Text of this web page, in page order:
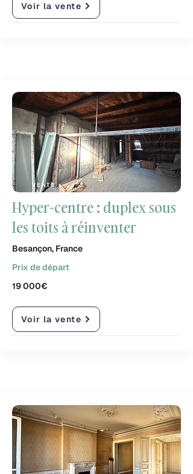
Voir la vente
VENTE
Hyper-centre : duplex sous
les toits à réinventer
Besançon, France
Prix de départ
19 000€
Voir la vente